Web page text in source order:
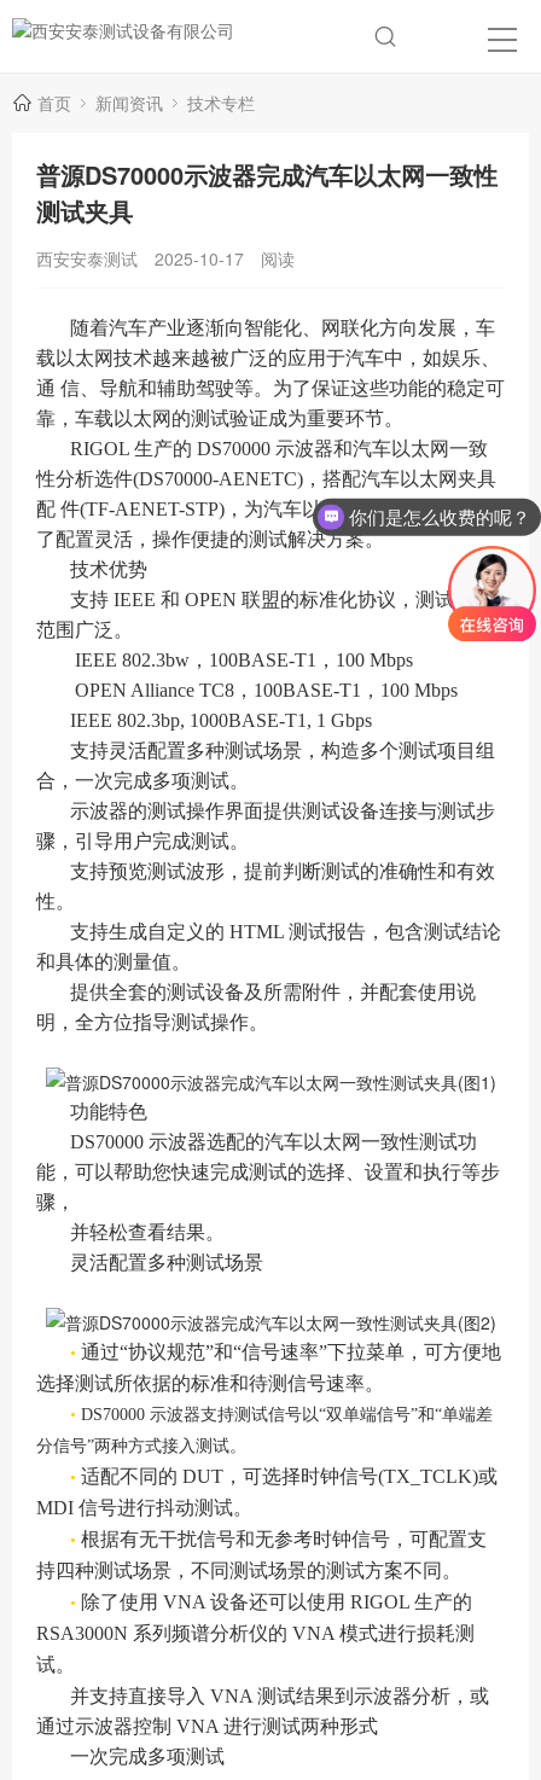
首页 新闻资讯 技术专栏
普源DS70000示波器完成汽车以太网一致性
测试夹具
西安安泰测试 2025-10-17 阅读
随着汽车产业逐渐向智能化、网联化方向发展，车
载以太网技术越来越被广泛的应用于汽车中，如娱乐、
通 信、导航和辅助驾驶等。为了保证这些功能的稳定可
靠，车载以太网的测试验证成为重要环节。
RIGOL 生产的 DS70000 示波器和汽车以太网一致
性分析选件(DS70000-AENETC)，搭配汽车以太网夹具
配 件(TF-AENET-STP)，为汽车以太网一致性测试提供
了配置灵活，操作便捷的测试解决方案。
技术优势
支持 IEEE 和 OPEN 联盟的标准化协议，测试覆盖
范围广泛。
IEEE 802.3bw，100BASE-T1，100 Mbps
OPEN Alliance TC8，100BASE-T1，100 Mbps
IEEE 802.3bp, 1000BASE-T1, 1 Gbps
支持灵活配置多种测试场景，构造多个测试项目组
合，一次完成多项测试。
示波器的测试操作界面提供测试设备连接与测试步
骤，引导用户完成测试。
支持预览测试波形，提前判断测试的准确性和有效
性。
支持生成自定义的 HTML 测试报告，包含测试结论
和具体的测量值。
提供全套的测试设备及所需附件，并配套使用说
明，全方位指导测试操作。
功能特色
DS70000 示波器选配的汽车以太网一致性测试功
能，可以帮助您快速完成测试的选择、设置和执行等步
骤，
并轻松查看结果。
灵活配置多种测试场景
• 通过“协议规范”和“信号速率”下拉菜单，可方便地
选择测试所依据的标准和待测信号速率。
• DS70000 示波器支持测试信号以“双单端信号”和“单端差
分信号”两种方式接入测试。
• 适配不同的 DUT，可选择时钟信号(TX_TCLK)或
MDI 信号进行抖动测试。
• 根据有无干扰信号和无参考时钟信号，可配置支
持四种测试场景，不同测试场景的测试方案不同。
• 除了使用 VNA 设备还可以使用 RIGOL 生产的
RSA3000N 系列频谱分析仪的 VNA 模式进行损耗测
试。
并支持直接导入 VNA 测试结果到示波器分析，或
通过示波器控制 VNA 进行测试两种形式
一次完成多项测试
你们是怎么收费的呢？